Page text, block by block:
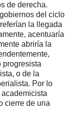
de derecha.
del ciclo
la llegada
acentuaría
abriría la
progresista
o de la
Por lo
cierre de una